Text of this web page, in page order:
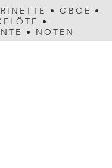
• OBOE
•
•
• NOTEN